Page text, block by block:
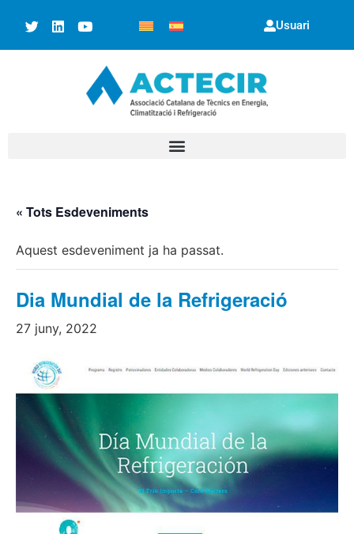
Usuari
« Tots Esdeveniments
Aquest esdeveniment ja ha passat.
Dia Mundial de la Refrigeració
27 juny, 2022